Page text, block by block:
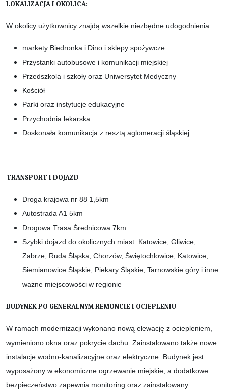
LOKALIZACJA I OKOLICA:
W okolicy użytkownicy znajdą wszelkie niezbędne udogodnienia
markety Biedronka i Dino i sklepy spożywcze
Przystanki autobusowe i komunikacji miejskiej
Przedszkola i szkoły oraz Uniwersytet Medyczny
Kościół
Parki oraz instytucje edukacyjne
Przychodnia lekarska
Doskonała komunikacja z resztą aglomeracji śląskiej
TRANSPORT I DOJAZD
Droga krajowa nr 88 1,5km
Autostrada A1 5km
Drogowa Trasa Średnicowa 7km
Szybki dojazd do okolicznych miast: Katowice, Gliwice,
Zabrze, Ruda Śląska, Chorzów, Świętochłowice, Katowice,
Siemianowice Śląskie, Piekary Śląskie, Tarnowskie góry i inne
ważne miejscowości w regionie
BUDYNEK PO GENERALNYM REMONCIE I OCIEPLENIU
W ramach modernizacji wykonano nową elewację z ociepleniem,
wymieniono okna oraz pokrycie dachu. Zainstalowano także nowe
instalacje wodno-kanalizacyjne oraz elektryczne. Budynek jest
wyposażony w ekonomiczne ogrzewanie miejskie, a dodatkowe
bezpieczeństwo zapewnia monitoring oraz zainstalowany